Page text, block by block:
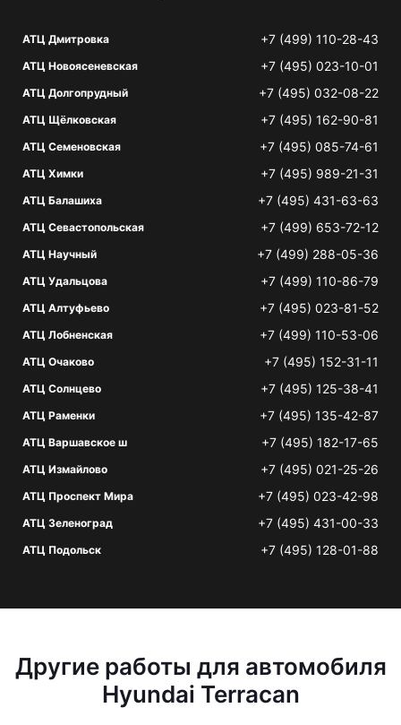
АТЦ Дмитровка +7 (499) 110-28-43
АТЦ Новоясеневская +7 (495) 023-10-01
АТЦ Долгопрудный +7 (495) 032-08-22
АТЦ Щёлковская +7 (495) 162-90-81
АТЦ Семеновская +7 (495) 085-74-61
АТЦ Химки +7 (495) 989-21-31
АТЦ Балашиха +7 (495) 431-63-63
АТЦ Севастопольская +7 (499) 653-72-12
АТЦ Научный +7 (499) 288-05-36
АТЦ Удальцова +7 (499) 110-86-79
АТЦ Алтуфьево +7 (495) 023-81-52
АТЦ Лобненская +7 (499) 110-53-06
АТЦ Очаково +7 (495) 152-31-11
АТЦ Солнцево +7 (495) 125-38-41
АТЦ Раменки +7 (495) 135-42-87
АТЦ Варшавское ш +7 (495) 182-17-65
АТЦ Измайлово +7 (495) 021-25-26
АТЦ Проспект Мира +7 (495) 023-42-98
АТЦ Зеленоград +7 (495) 431-00-33
АТЦ Подольск +7 (495) 128-01-88
Другие работы для автомобиля
Hyundai Terracan